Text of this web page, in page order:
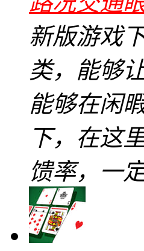
新版游戏
类，能够
能够在闲
下，在这
馈率，一